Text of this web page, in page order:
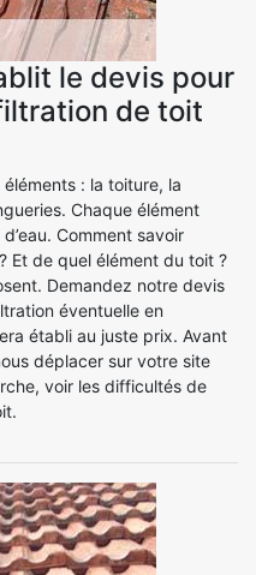
le devis pour
de toit
: la toiture, la
Chaque élément
Comment savoir
Et de quel élément du toit ?
Demandez notre devis
éventuelle en
établi au juste prix. Avant
déplacer sur votre site
voir les difficultés de